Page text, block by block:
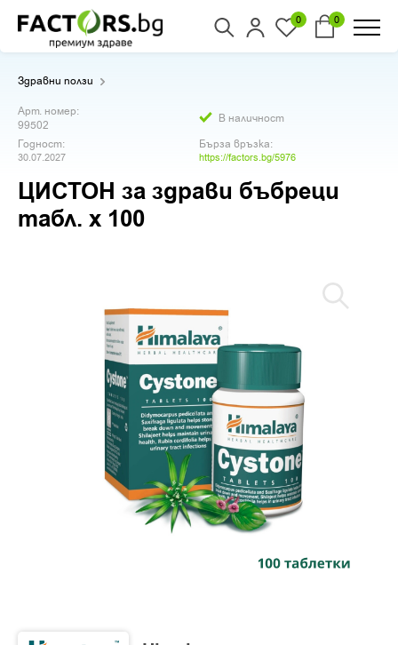
0 0
Здравни ползи
Арт. номер:
99502
В наличност
Годност:
30.07.2027
Бърза връзка:
https://factors.bg/5976
ЦИСТОН за здрави бъбреци
табл. х 100